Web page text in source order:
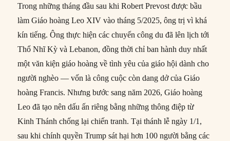
Trong những tháng đầu sau khi Robert Prevost được bầu
làm Giáo hoàng Leo XIV vào tháng 5/2025, ông trị vì khá
kín tiếng. Ông thực hiện các chuyến công du đã lên lịch tới
Thổ Nhĩ Kỳ và Lebanon, đồng thời chỉ ban hành duy nhất
một văn kiện giáo hoàng về tình yêu của giáo hội dành cho
người nghèo — vốn là công cuộc còn dang dở của Giáo
hoàng Francis. Nhưng bước sang năm 2026, Giáo hoàng
Leo đã tạo nên dấu ấn riêng bằng những thông điệp từ
Kinh Thánh chống lại chiến tranh. Tại thánh lễ ngày 1/1,
sau khi chính quyền Trump sát hại hơn 100 người bằng các